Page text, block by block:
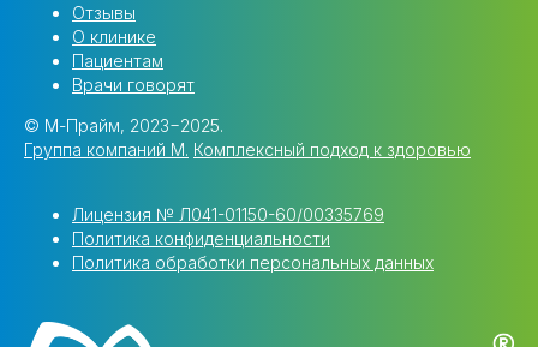
Отзывы
О клинике
Пациентам
Врачи говорят
© М-Прайм, 2023−2025.
Группа компаний M. Комплексный подход к здоровью
Лицензия № Л041-01150-60/00335769
Политика конфиденциальности
Политика обработки персональных данных